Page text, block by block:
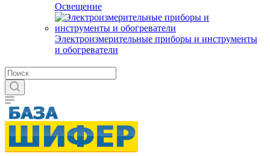
Освещение
Электроизмерительные приборы и инструменты
и обогреватели